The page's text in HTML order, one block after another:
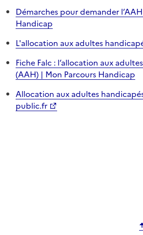
Démarches pour demander
Handicap
L'allocation aux adultes
Fiche Falc : l’allocation aux
(AAH) | Mon Parcours Handicap
Allocation aux adultes
public.fr